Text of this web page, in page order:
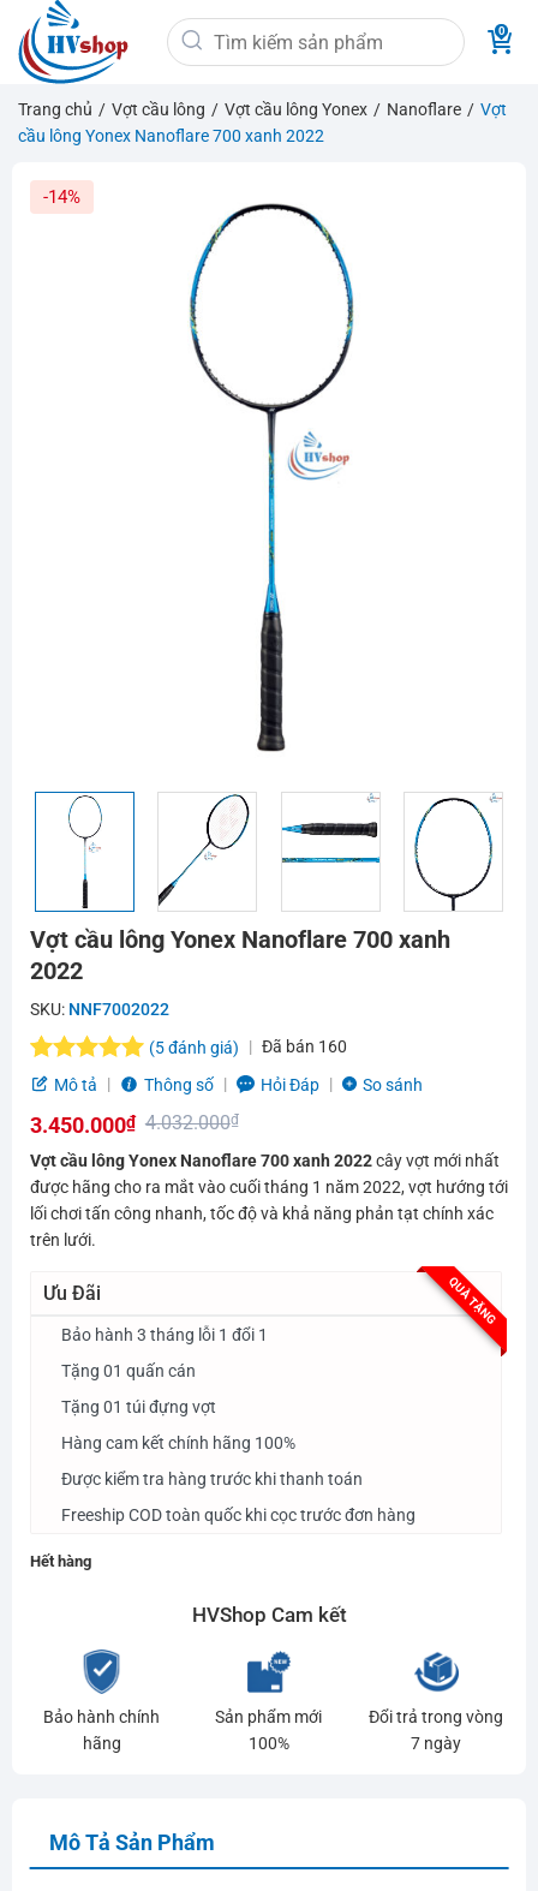
qua
nội
dung
Tìm
kiếm:
Trang chủ / Vợt cầu lông / Vợt cầu lông Yonex / Nanoflare / Vợt
cầu lông Yonex Nanoflare 700 xanh 2022
-14%
Vợt cầu lông Yonex Nanoflare 700 xanh
2022
SKU: NNF7002022
5.0trên 5
5
đánh giá
(5đánh giá) Đã bán 160
Mô tả
Thông số Hỏi Đáp So sánh
4.032.000₫
Giá
gốc
là:
4.032.000₫.
3.450.000₫
Giá
hiện
tại
là:
3.450.000₫.
Vợt cầu lông Yonex Nanoflare 700 xanh 2022cây vợt mới nhất
được hãng cho ra mắt vào cuối tháng 1 năm 2022, vợt hướng tới
lối chơi tấn công nhanh, tốc độ và khả năng phản tạt chính xác
trên lưới.
QUÀ TẶNG
Ưu Đãi
Bảo hành 3 tháng lỗi 1 đổi 1
Tặng 01 quấn cán
Tặng 01 túi đựng vợt
Hàng cam kết chính hãng 100%
Được kiểm tra hàng trước khi thanh toán
Freeship COD toàn quốc khi cọc trước đơn hàng
Hết hàng
HVShop Cam kết
Bảo hành chính
hãng
Sản phẩm mới
100%
Đổi trả trong vòng
7 ngày
Mô Tả Sản Phẩm